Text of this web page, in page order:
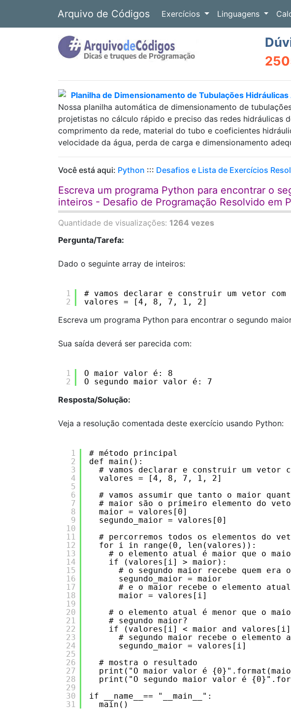
Arquivo de Códigos Exercícios Linguagens
Planilha de Dimensionamento de Tubulações
Nossa planilha automática de dimensionamento de
projetistas no cálculo rápido e preciso das redes hidráulicas
comprimento da rede, material do tubo e coeficientes
velocidade da água, perda de carga e dimensionamento
Você está aqui: Python ::: Desafios e Lista de Exercícios
Escreva um programa Python para encontrar o
inteiros - Desafio de Programação Resolvido em
Quantidade de visualizações: 1264 vezes
Pergunta/Tarefa:
Dado o seguinte array de inteiros:
1
2
# vamos declarar e construir um vetor
valores = [4, 8, 7, 1, 2]
Escreva um programa Python para encontrar o segundo
Sua saída deverá ser parecida com:
1
2
O maior valor é: 8
O segundo maior valor é: 7
Resposta/Solução:
Veja a resolução comentada deste exercício usando Python:
1
2
3
4
5
6
7
8
9
10
11
12
13
14
15
16
17
18
19
20
21
22
23
24
25
26
27
28
29
30
31
# método principal
def main():
# vamos declarar e construir um vetor
valores = [4, 8, 7, 1, 2]
# vamos assumir que tanto o maior
# maior são o primeiro elemento do
maior = valores[0]
segundo_maior = valores[0]
# percorremos todos os elementos do
for i in range(0, len(valores)):
# o elemento atual é maior que o
if (valores[i] > maior):
# o segundo maior recebe quem era
segundo_maior = maior
# e o maior recebe o elemento atual
maior = valores[i]
# o elemento atual é menor que o
# segundo maior?
if (valores[i] < maior and valores[i]
# segundo maior recebe o elemento
segundo_maior = valores[i]
# mostra o resultado
print("O maior valor é
print("O segundo maior valor é
if __name__== "__main__":
main()